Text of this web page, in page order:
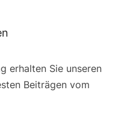
erhalten Sie unseren
Beiträgen vom